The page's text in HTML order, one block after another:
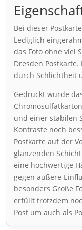
Bei dieser
Lediglich
das Foto ohne viel
Dresden
durch Schlichtheit
Gedruckt wurde
und einer stabilen
Kontraste noch
Postkarte auf der
glänzenden
eine hochwertige
gegen äußere
besonders Große
erfüllt trotzdem
Post um auch als